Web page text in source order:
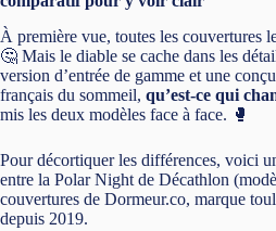
À première vue, toutes les couvertures
🤔 Mais le diable se cache dans les
version d’entrée de gamme et une
français du sommeil, qu’est-ce qui
mis les deux modèles face à face. 🥊
Pour décortiquer les différences, voici
entre la Polar Night de Décathlon
couvertures de Dormeur.co, marque
depuis 2019.